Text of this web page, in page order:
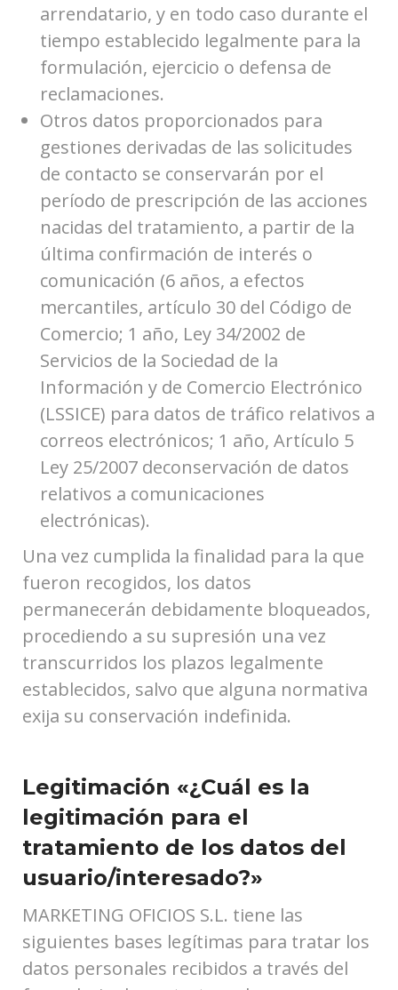
arrendatario, y en todo caso durante el
tiempo establecido legalmente para la
formulación, ejercicio o defensa de
reclamaciones.
Otros datos proporcionados para
gestiones derivadas de las solicitudes
de contacto se conservarán por el
período de prescripción de las acciones
nacidas del tratamiento, a partir de la
última confirmación de interés o
comunicación (6 años, a efectos
mercantiles, artículo 30 del Código de
Comercio; 1 año, Ley 34/2002 de
Servicios de la Sociedad de la
Información y de Comercio Electrónico
(LSSICE) para datos de tráfico relativos a
correos electrónicos; 1 año, Artículo 5
Ley 25/2007 deconservación de datos
relativos a comunicaciones
electrónicas).
Una vez cumplida la finalidad para la que
fueron recogidos, los datos
permanecerán debidamente bloqueados,
procediendo a su supresión una vez
transcurridos los plazos legalmente
establecidos, salvo que alguna normativa
exija su conservación indefinida.
Legitimación «¿Cuál es la
legitimación para el
tratamiento de los datos del
usuario/interesado?»
MARKETING OFICIOS S.L. tiene las
siguientes bases legítimas para tratar los
datos personales recibidos a través del